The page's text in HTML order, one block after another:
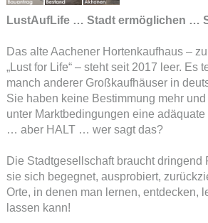
LustAufLife … Stadt ermöglichen …
Das alte Aachener Hortenkaufhaus –
„Lust for Life“ – steht seit 2017 leer. Es
manch anderer Großkaufhäuser in
Sie haben keine Bestimmung mehr
unter Marktbedingungen eine
… aber HALT … wer sagt das?
Die Stadtgesellschaft braucht dringend
sie sich begegnet, ausprobiert,
Orte, in denen man lernen, entdecken,
lassen kann!